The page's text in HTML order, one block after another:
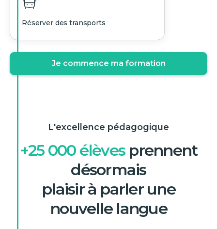
Réserver des transports
Je commence ma formation
L'excellence pédagogique
+25 000 élèvesprennent
désormais
plaisir à parler une
nouvelle langue